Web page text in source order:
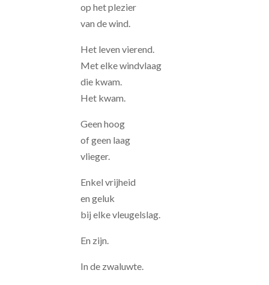
op het plezier
van de wind.
Het leven vierend.
Met elke windvlaag
die kwam.
Het kwam.
Geen hoog
of geen laag
vlieger.
Enkel vrijheid
en geluk
bij elke vleugelslag.
En zijn.
In de zwaluwte.